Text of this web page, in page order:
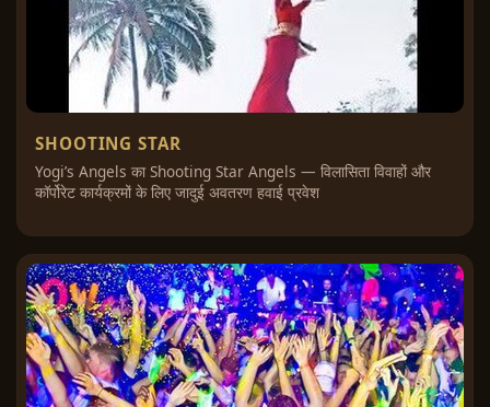
SHOOTING STAR
Yogi’s Angels का Shooting Star Angels — विलासिता विवाहों और
कॉर्पोरेट कार्यक्रमों के लिए जादुई अवतरण हवाई प्रवेश